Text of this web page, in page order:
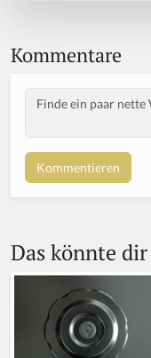
Kommentare
Body
Das könnte